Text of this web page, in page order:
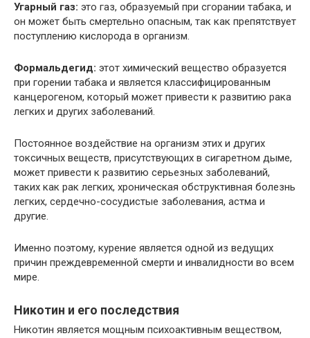
Угарный газ: это газ, образуемый при сгорании табака, и
он может быть смертельно опасным, так как препятствует
поступлению кислорода в организм.
Формальдегид: этот химический вещество образуется
при горении табака и является классифицированным
канцерогеном, который может привести к развитию рака
легких и других заболеваний.
Постоянное воздействие на организм этих и других
токсичных веществ, присутствующих в сигаретном дыме,
может привести к развитию серьезных заболеваний,
таких как рак легких, хроническая обструктивная болезнь
легких, сердечно-сосудистые заболевания, астма и
другие.
Именно поэтому, курение является одной из ведущих
причин преждевременной смерти и инвалидности во всем
мире.
Никотин и его последствия
Никотин является мощным психоактивным веществом,